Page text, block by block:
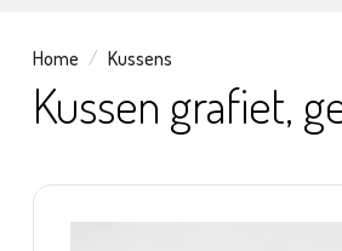
Home / Kussens
Kussen grafiet,